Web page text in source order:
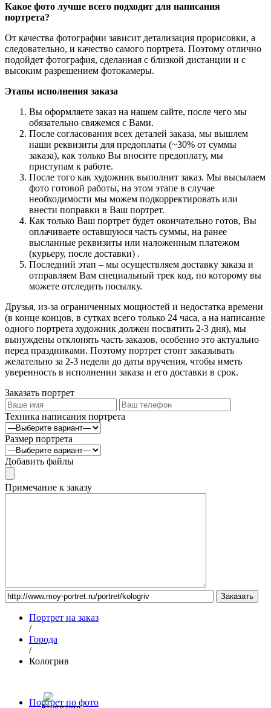
Какое фото лучше всего подходит для написания
портрета?
От качества фотографии зависит детализация прорисовки, а
следовательно, и качество самого портрета. Поэтому отлично
подойдет фотография, сделанная с близкой дистанции и с
высоким разрешением фотокамеры.
Этапы исполнения заказа
Вы оформляете заказ на нашем сайте, после чего мы
обязательно свяжемся с Вами.
После согласования всех деталей заказа, мы вышлем
наши реквизиты для предоплаты (~30% от суммы
заказа), как только Вы вносите предоплату, мы
приступам к работе.
После того как художник выполнит заказ. Мы высылаем
фото готовой работы, на этом этапе в случае
необходимости мы можем подкорректировать или
внести поправки в Ваш портрет.
Как только Ваш портрет будет окончательно готов, Вы
оплачиваете оставшуюся часть суммы, на ранее
высланные реквизиты или наложенным платежом
(курьеру, после доставки) .
Последний этап – мы осуществляем доставку заказа и
отправляем Вам специальный трек код, по которому вы
можете отследить посылку.
Друзья, из-за ограниченных мощностей и недостатка времени
(в конце концов, в сутках всего только 24 часа, а на написание
одного портрета художник должен посвятить 2-3 дня), мы
вынуждены отклонять часть заказов, особенно это актуально
перед праздниками. Поэтому портрет стоит заказывать
желательно за 2-3 недели до даты вручения, чтобы иметь
уверенность в исполнении заказа и его доставки в срок.
Заказать портрет
Техника написания портрета
Размер портрета
Добавить файлы
Примечание к заказу
Портрет на заказ
/
Города
/
Кологрив
Портрет по фото